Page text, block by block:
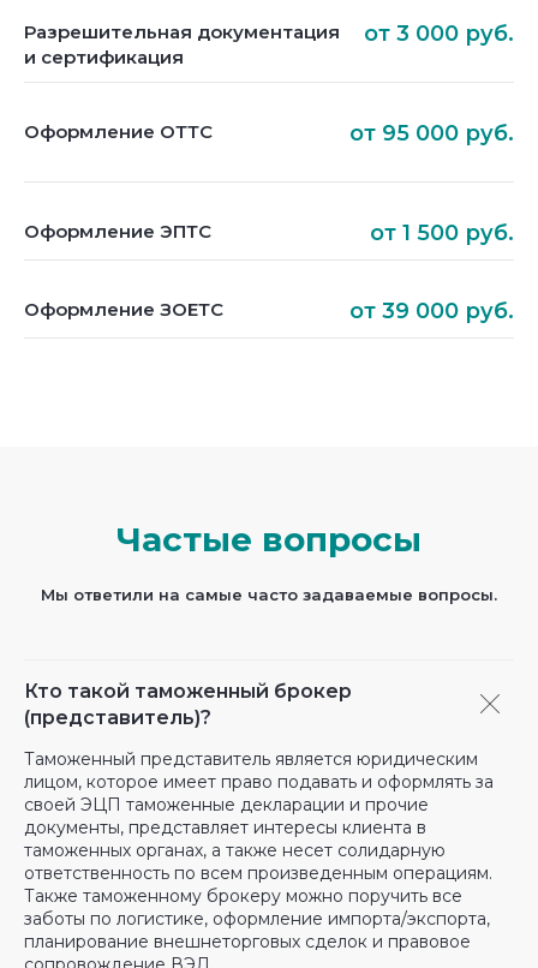
Разрешительная документация
и сертификация
от 3 000 руб.
Оформление ОТТС от 95 000 руб.
Оформление ЭПТС от 1 500 руб.
Оформление ЗОЕТС от 39 000 руб.
Частые вопросы
Мы ответили на самые часто задаваемые вопросы.
Кто такой таможенный брокер
(представитель)?
Таможенный представитель является юридическим
лицом, которое имеет право подавать и оформлять за
своей ЭЦП таможенные декларации и прочие
документы, представляет интересы клиента в
таможенных органах, а также несет солидарную
ответственность по всем произведенным операциям.
Также таможенному брокеру можно поручить все
заботы по логистике, оформление импорта/экспорта,
планирование внешнеторговых сделок и правовое